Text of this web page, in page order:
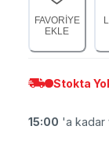
FAVORİYE
EKLE
Stokta
15:00 'a kadar